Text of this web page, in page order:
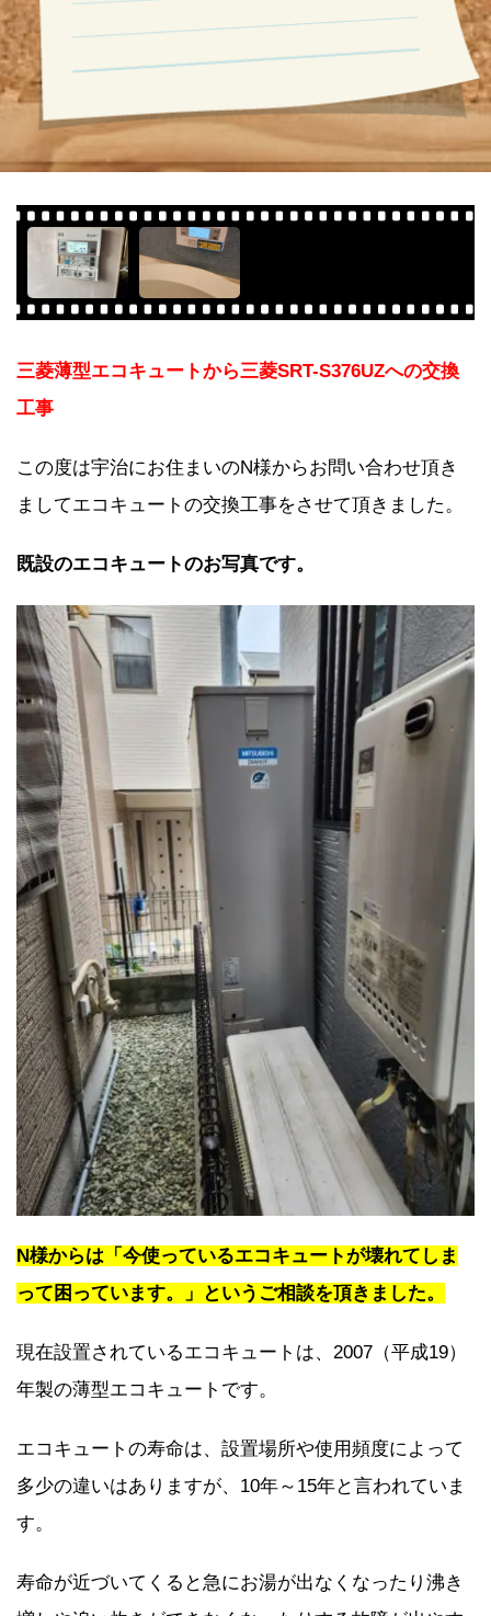
三菱薄型エコキュートから三菱SRT-S376UZへの交換
工事
この度は宇治にお住まいのN様からお問い合わせ頂き
ましてエコキュートの交換工事をさせて頂きました。
既設のエコキュートのお写真です。
N様からは「今使っているエコキュートが壊れてしま
って困っています。」というご相談を頂きました。
現在設置されているエコキュートは、2007（平成19）
年製の薄型エコキュートです。
エコキュートの寿命は、設置場所や使用頻度によって
多少の違いはありますが、10年～15年と言われていま
す。
寿命が近づいてくると急にお湯が出なくなったり沸き